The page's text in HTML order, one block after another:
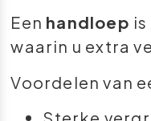
Een handloep
waarin u extra
Voordelen van